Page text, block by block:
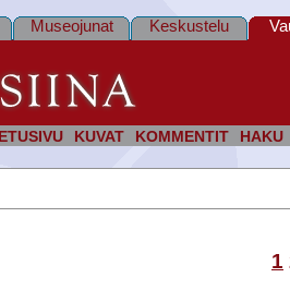
ETUSIVU KUVAT KOMMENTIT HAKU
Museojunat Keskustelu
1